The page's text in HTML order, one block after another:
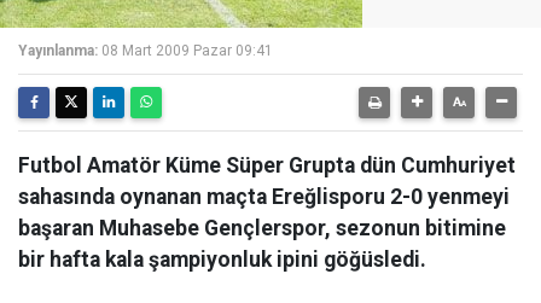
Yayınlanma: 08 Mart 2009 Pazar 09:41
Futbol Amatör Küme Süper Grupta dün Cumhuriyet
sahasında oynanan maçta Ereğlisporu 2-0 yenmeyi
başaran Muhasebe Gençlerspor, sezonun bitimine
bir hafta kala şampiyonluk ipini göğüsledi.